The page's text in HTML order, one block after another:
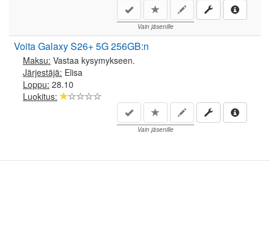
Vain jäsenille
Voita Galaxy S26+ 5G 256GB:n
Maksu: Vastaa kysymykseen.
Järjestäjä: Elisa
Loppu: 28.10
Luokitus:
Vain jäsenille